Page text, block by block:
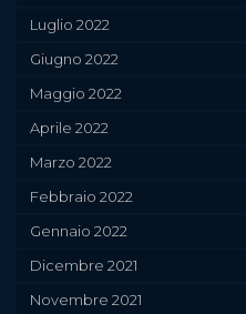
Luglio 2022
Giugno 2022
Maggio 2022
Aprile 2022
Marzo 2022
Febbraio 2022
Gennaio 2022
Dicembre 2021
Novembre 2021